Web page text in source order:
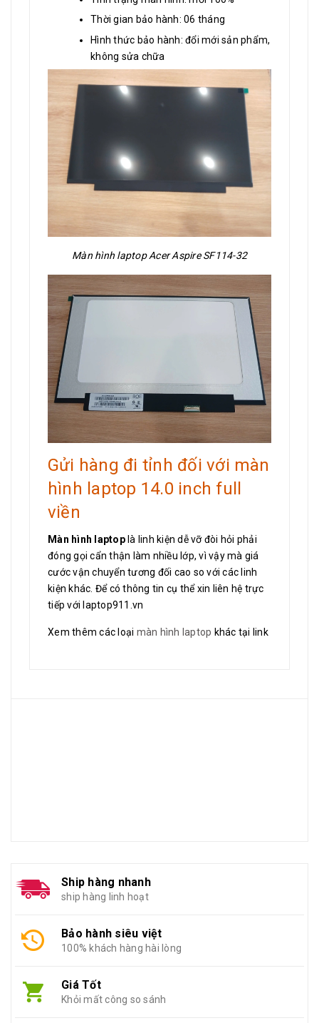
Thời gian bảo hành: 06 tháng
Hình thức bảo hành: đổi mới sản phẩm,
không sửa chữa
Màn hình laptop Acer Aspire SF114-32
Gửi hàng đi tỉnh đối với màn
hình laptop 14.0 inch full
viền
Màn hình laptoplà linh kiện dễ vỡ đòi hỏi phải
đóng gọi cẩn thận làm nhiều lớp, vì vậy mà giá
cước vận chuyển tương đối cao so với các linh
kiện khác. Để có thông tin cụ thể xin liên hệ trực
tiếp với laptop911.vn
Xem thêm các loại màn hình laptop khác tại link
Ship hàng nhanh
ship hàng linh hoạt
Bảo hành siêu việt
100% khách hàng hài lòng
Giá Tốt
Khỏi mất công so sánh